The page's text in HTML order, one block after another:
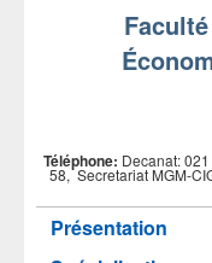
Téléphone: Decanat:
58, Secretariat MGM-
Présentation